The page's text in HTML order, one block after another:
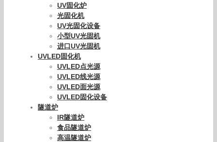
UV固化炉
光固化机
UV光固化设备
小型UV光固机
进口UV光固机
UVLED固化机
UVLED点光源
UVLED线光源
UVLED面光源
UVLED固化设备
隧道炉
IR隧道炉
食品隧道炉
高温隧道炉